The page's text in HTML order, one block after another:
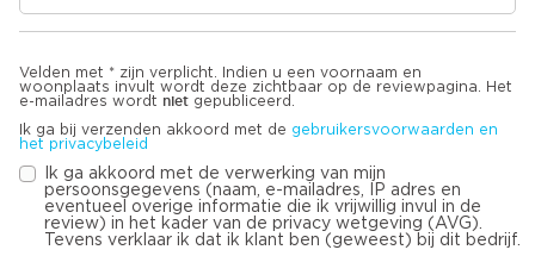
Velden met * zijn verplicht. Indien u een voornaam en
woonplaats invult wordt deze zichtbaar op de reviewpagina. Het
e-mailadres wordt niet gepubliceerd.
Ik ga bij verzenden akkoord met de gebruikersvoorwaarden en
het privacybeleid
Ik ga akkoord met de verwerking van mijn
persoonsgegevens (naam, e-mailadres, IP adres en
eventueel overige informatie die ik vrijwillig invul in de
review) in het kader van de privacy wetgeving (AVG).
Tevens verklaar ik dat ik klant ben (geweest) bij dit bedrijf.